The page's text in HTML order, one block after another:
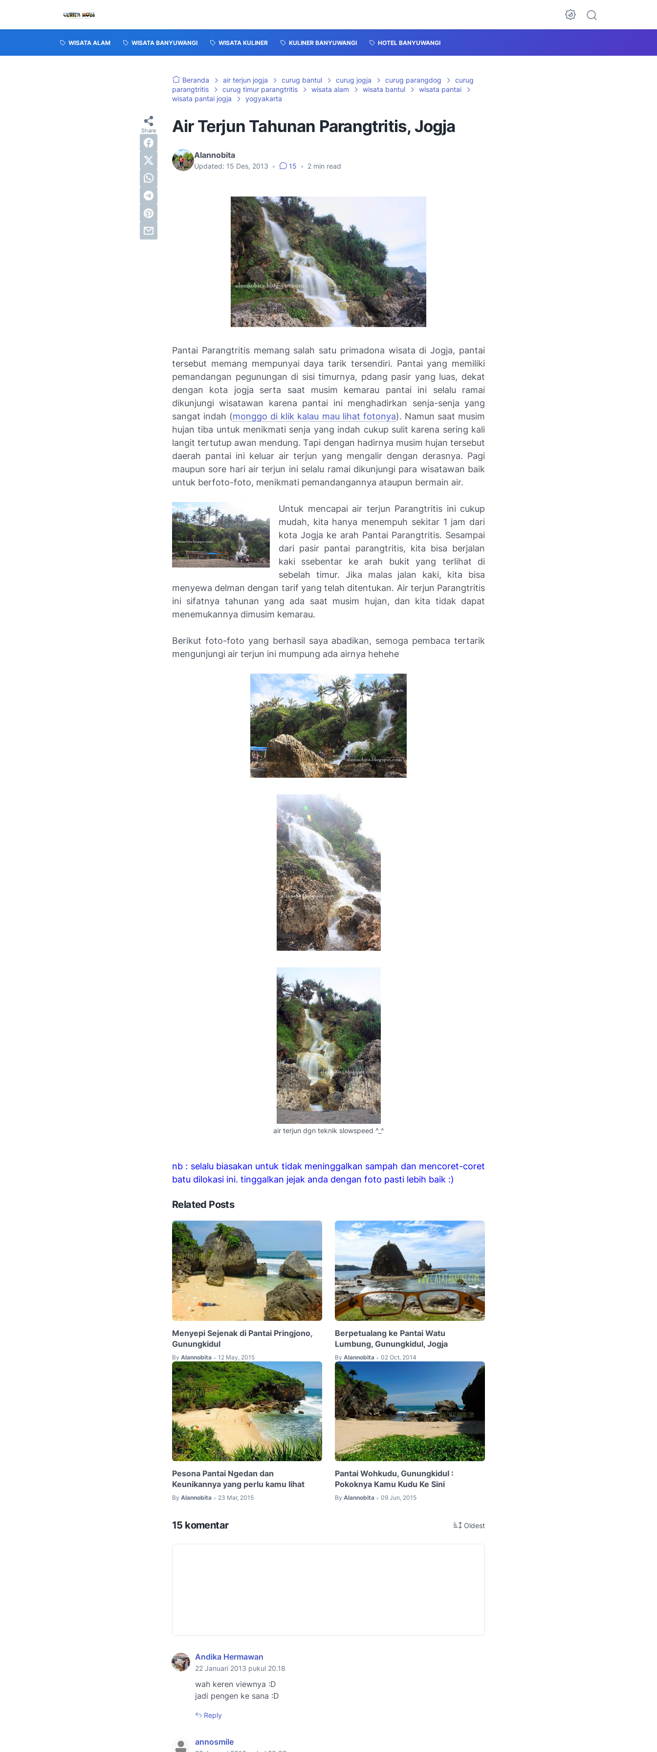
WISATA ALAM WISATA BANYUWANGI WISATA KULINER KULINER BANYUWANGI HOTEL BANYUWANGI
Beranda air terjun jogja curug bantul curug jogja curug parangdog
curug
parangtritis
curug timur parangtritis wisata alam wisata bantul
wisata pantai
wisata pantai jogja
yogyakarta
Air Terjun Tahunan Parangtritis, Jogja
Alannobita
Updated: 15 Des, 2013 • 15 • 2 min read
Pantai Parangtritis memang salah satu primadona wisata di Jogja, pantai
tersebut memang mempunyai daya tarik tersendiri. Pantai yang memiliki
pemandangan pegunungan di sisi timurnya, pdang pasir yang luas, dekat
dengan kota jogja serta saat musim kemarau pantai ini selalu ramai
dikunjungi wisatawan karena pantai ini menghadirkan senja-senja yang
sangat indah (monggo di klik kalau mau lihat fotonya). Namun saat musim
hujan tiba untuk menikmati senja yang indah cukup sulit karena sering kali
langit tertutup awan mendung. Tapi dengan hadirnya musim hujan tersebut
daerah pantai ini keluar air terjun yang mengalir dengan derasnya. Pagi
maupun sore hari air terjun ini selalu ramai dikunjungi para wisatawan baik
untuk berfoto-foto, menikmati pemandangannya ataupun bermain air.
Untuk mencapai air terjun Parangtritis ini cukup
mudah, kita hanya menempuh sekitar 1 jam dari
kota Jogja ke arah Pantai Parangtritis. Sesampai
dari pasir pantai parangtritis, kita bisa berjalan
kaki ssebentar ke arah bukit yang terlihat di
sebelah timur. Jika malas jalan kaki, kita bisa
menyewa delman dengan tarif yang telah ditentukan. Air terjun Parangtritis
ini sifatnya tahunan yang ada saat musim hujan, dan kita tidak dapat
menemukannya dimusim kemarau.
Berikut foto-foto yang berhasil saya abadikan, semoga pembaca tertarik
mengunjungi air terjun ini mumpung ada airnya hehehe
air terjun dgn teknik slowspeed ^_^
nb : selalu biasakan untuk tidak meninggalkan sampah dan mencoret-coret
batu dilokasi ini. tinggalkan jejak anda dengan foto pasti lebih baik :)
Related Posts
Menyepi Sejenak di Pantai Pringjono,
Gunungkidul
By Alannobita • 12 May, 2015
Berpetualang ke Pantai Watu
Lumbung, Gunungkidul, Jogja
By Alannobita • 02 Oct, 2014
Pesona Pantai Ngedan dan
Keunikannya yang perlu kamu lihat
By Alannobita • 23 Mar, 2015
Pantai Wohkudu, Gunungkidul :
Pokoknya Kamu Kudu Ke Sini
By Alannobita • 09 Jun, 2015
15 komentar Oldest
Andika Hermawan
22 Januari 2013 pukul 20.18
wah keren viewnya :D
jadi pengen ke sana :D
Reply
annosmile